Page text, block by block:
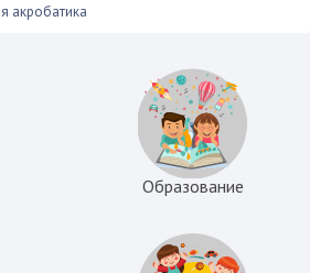
акробатика
Образование